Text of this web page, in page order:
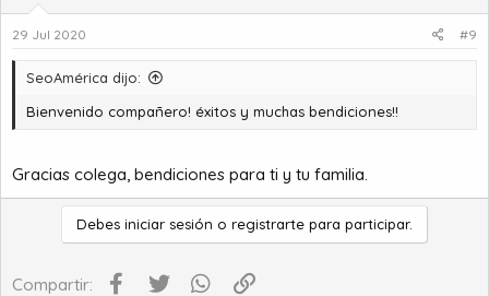
o
n
:
29 Jul 2020 #9
SeoAmérica dijo:
Bienvenido compañero! éxitos y muchas bendiciones!!
Gracias colega, bendiciones para ti y tu familia.
Debes iniciar sesión o registrarte para participar.
Compartir: Facebook
Twitter WhatsApp